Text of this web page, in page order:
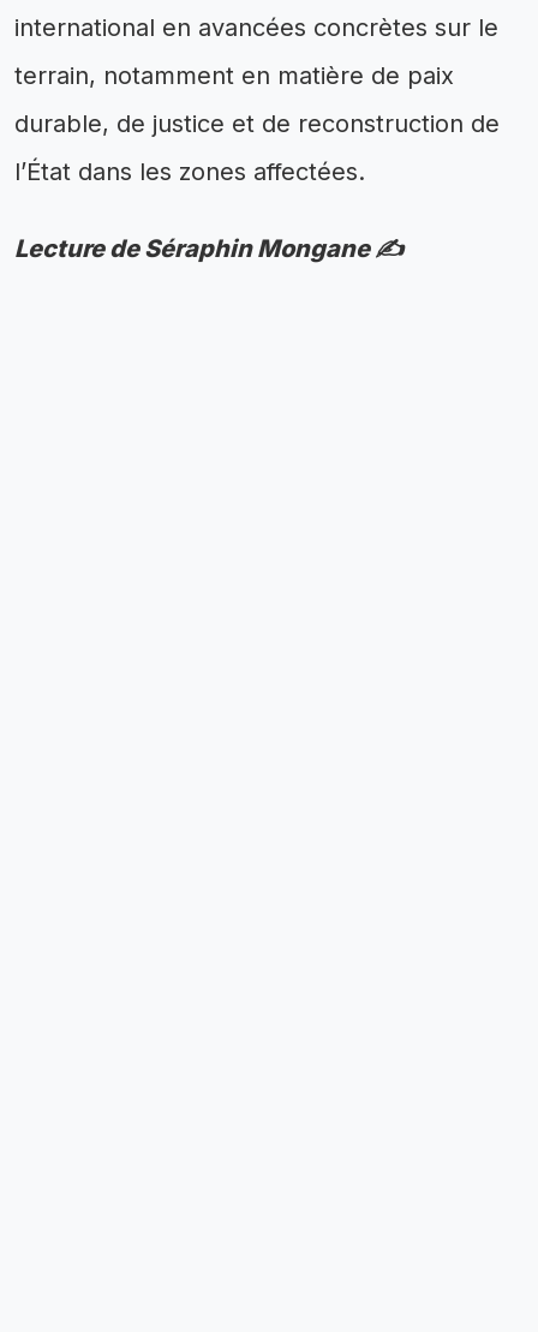
international en avancées concrètes sur le
terrain, notamment en matière de paix
durable, de justice et de reconstruction de
l’État dans les zones affectées.
Lecture de Séraphin Mongane ✍️